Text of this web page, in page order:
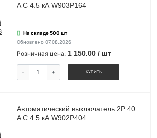
A C 4.5 кА W903P164
На складе 500 шт
Обновлено 07.08.2026
Розничная цена: 1 150.00 / шт
- + КУПИТЬ
Автоматический выключатель 2P 40
A C 4.5 кА W902P404